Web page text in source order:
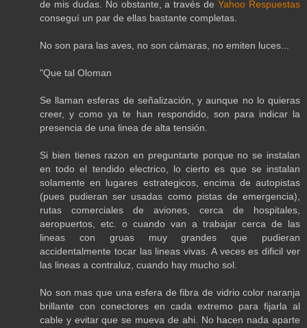
de mis dudas. No obstante, a través deYahoo Respuestas
conseguí un par de ellas bastante completas.
No son para las aves, no son cámaras, no emiten luces...
"Que tal Oloman
Se llaman esferas de señalización, y aunque no lo quieras
creer, y como ya te han respondido, son para indicar la
presencia de una linea de alta tensión.
Si bien tienes razon en preguntarte porque no se instalan
en todo el tendido electrico, lo cierto es que se instalan
solamente en lugares estrategicos, encima de autopistas
(pues pudieran ser usadas como pistas de emergencia),
rutas comerciales de aviones, cerca de hospitales,
aeropuertos, etc. o cuando van a trabajar cerca de las
lineas con gruas muy grandes que pudieran
accidentalmente tocar las lineas vivas. A veces es dificil ver
las lineas a contraluz, cuando hay mucho sol.
No son mas que una esfera de fibra de vidrio color naranja
brillante con conectores en cada extremo para fijarla al
cable y evitar que se mueva de ahi. No hacen nada aparte